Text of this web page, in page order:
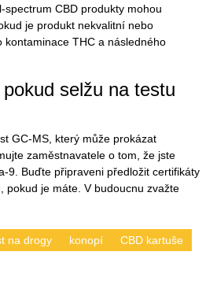
spectrum CBD produkty mohou
je produkt nekvalitní nebo
kontaminace THC a následného
selžu na testu
GC-MS, který může prokázat
zaměstnavatele o tom, že jste
9. Buďte připraveni předložit certifikáty
pokud je máte. V budoucnu zvažte
na drogy konopí CBD kartuše